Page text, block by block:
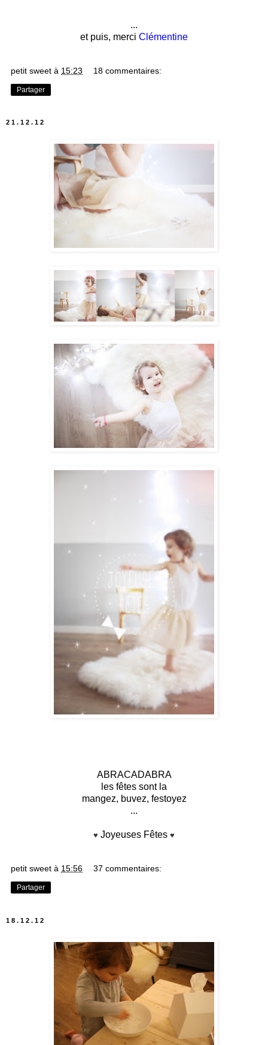
...
et puis, merci Clémentine
petit sweet à 15:23 18 commentaires:
Partager
21.12.12
ABRACADABRA
les fêtes sont la
mangez, buvez, festoyez
...
♥ Joyeuses Fêtes ♥
petit sweet à 15:56 37 commentaires:
Partager
18.12.12